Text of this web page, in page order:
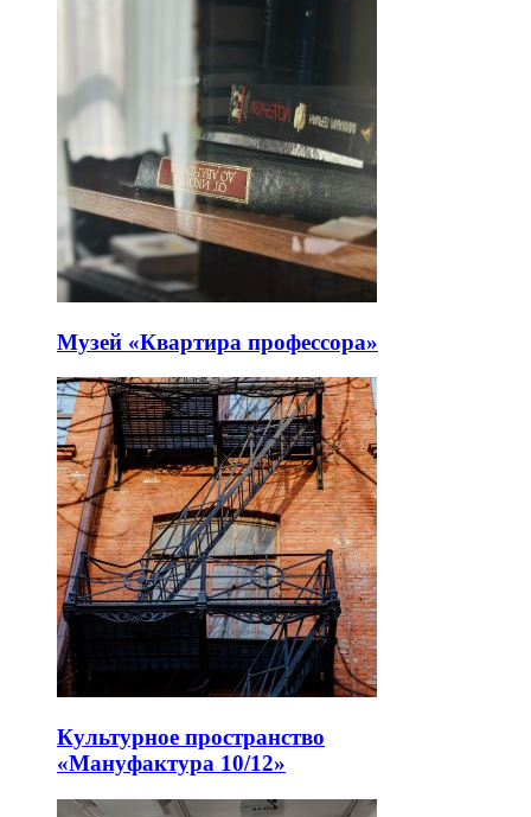
Музей «Квартира профессора»
Культурное пространство
«Мануфактура 10/12»